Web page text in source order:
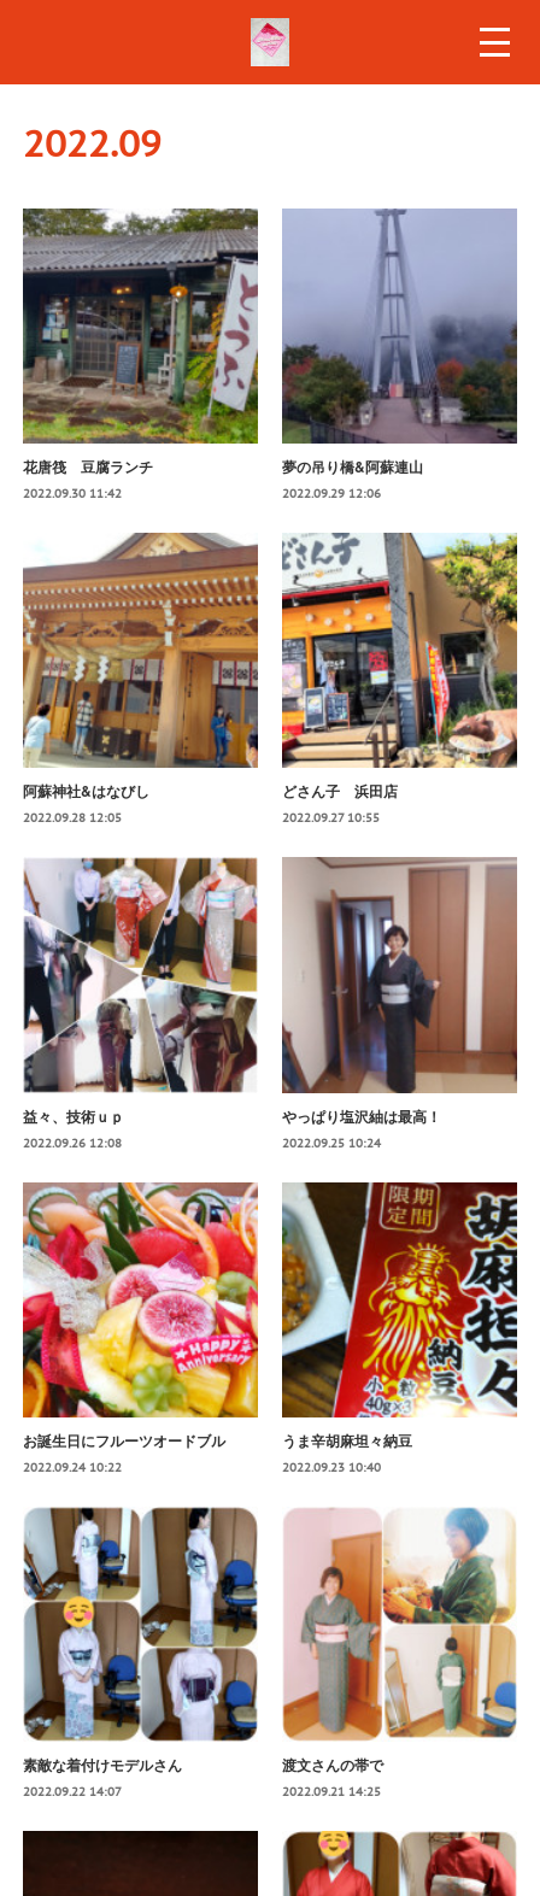
2022.09
花唐筏 豆腐ランチ
2022.09.30 11:42
夢の吊り橋&阿蘇連山
2022.09.29 12:06
阿蘇神社&はなびし
2022.09.28 12:05
どさん子 浜田店
2022.09.27 10:55
益々、技術ｕｐ
2022.09.26 12:08
やっぱり塩沢紬は最高！
2022.09.25 10:24
お誕生日にフルーツオードブル
2022.09.24 10:22
うま辛胡麻坦々納豆
2022.09.23 10:40
素敵な着付けモデルさん
2022.09.22 14:07
渡文さんの帯で
2022.09.21 14:25